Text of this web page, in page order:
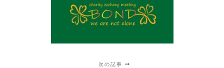
次の記事